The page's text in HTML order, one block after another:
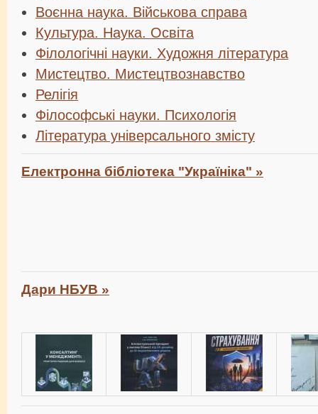
Воєнна наука. Військова справа
Культура. Наука. Освіта
Філологічні науки. Художня література
Мистецтво. Мистецтвознавство
Релігія
Філософські науки. Психологія
Література універсального змісту
Електронна бібліотека "Україніка" »
Дари НБУВ »